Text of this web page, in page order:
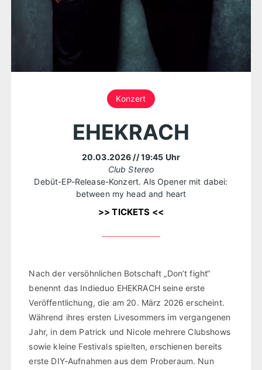
Konzert
EHEKRACH
20.03.2026 // 19:45 Uhr
Club Stereo
Debüt-EP-Release-Konzert. Als Opener mit dabei:
between my head and heart
>> TICKETS <<
Nach der versöhnlichen Botschaft „Don’t fight“
benennt das Indieduo EHEKRACH seine erste
Veröffentlichung, die am 20. März 2026 erscheint.
Während ihres ersten Livesommers im vergangenen
Jahr, in dem Patrick und Nicole mehrere Clubshows
sowie kleine Festivals spielten, erschienen bereits
erste DIY-Aufnahmen aus dem Proberaum. Nun